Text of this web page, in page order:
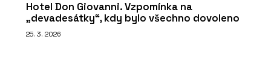
Hotel Don Giovanni. Vzpomínka na
„devadesátky“, kdy bylo všechno dovoleno
25. 3. 2026